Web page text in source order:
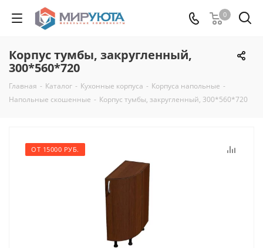
0
Корпус тумбы, закругленный,
300*560*720
Главная - Каталог - Кухонные корпуса - Корпуса напольные -
Напольные скошенные - Корпус тумбы, закругленный, 300*560*720
ОТ 15000 РУБ.